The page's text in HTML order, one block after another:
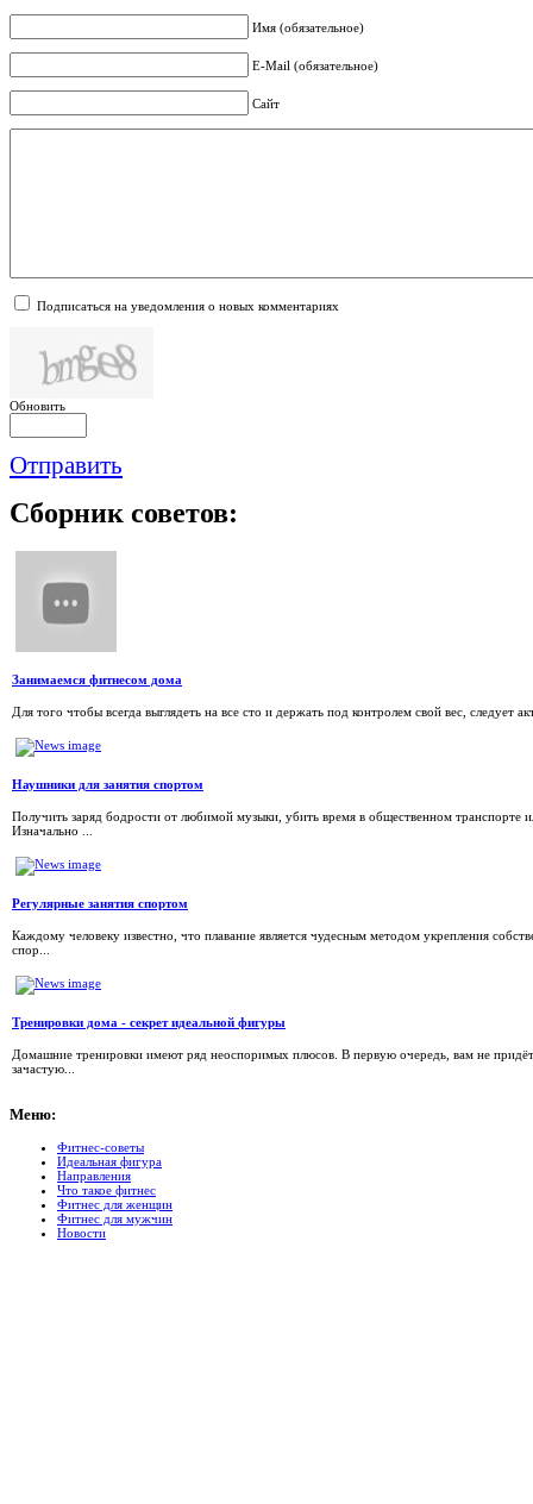
Имя (обязательное)
E-Mail (обязательное)
Сайт
Подписаться на уведомления о новых комментариях
Обновить
Отправить
Сборник советов:
Занимаемся фитнесом дома
Для того чтобы всегда выглядеть на все сто и держать под контролем свой вес,
Наушники для занятия спортом
Получить заряд бодрости от любимой музыки, убить время в общественном транспорте
Изначально ...
Регулярные занятия спортом
Каждому человеку известно, что плавание является чудесным методом укрепления
спор...
Тренировки дома - секрет идеальной фигуры
Домашние тренировки имеют ряд неоспоримых плюсов. В первую очередь, вам не
зачастую...
Меню:
Фитнес-советы
Идеальная фигура
Направления
Что такое фитнес
Фитнес для женщин
Фитнес для мужчин
Новости